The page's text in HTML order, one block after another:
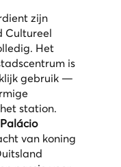
zijn
Cultureel
Het
is
gebruik —
station.
Palácio
van koning